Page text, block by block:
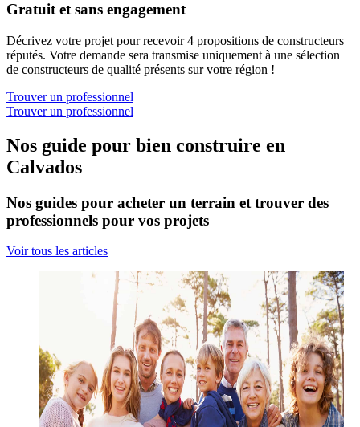
Gratuit et sans engagement
Décrivez votre projet pour recevoir 4 propositions de constructeurs
réputés. Votre demande sera transmise uniquement à une sélection
de constructeurs de qualité présents sur votre région !
Trouver un professionnel
Trouver un professionnel
Nos guide pour bien construire en
Calvados
Nos guides pour acheter un terrain et trouver des
professionnels pour vos projets
Voir tous les articles